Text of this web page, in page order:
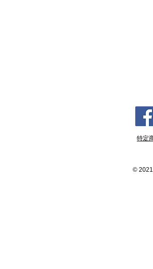
特定
©